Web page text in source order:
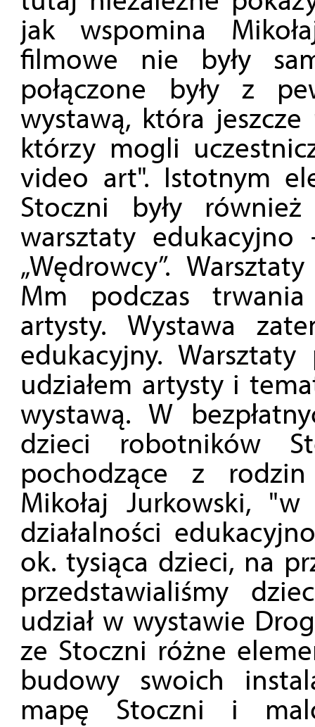
jak wspomina
filmowe nie były
połączone były z
wystawą, która
którzy mogli
video art". Istotnym
Stoczni były również
warsztaty edukacyjno
„Wędrowcy”.
Mm podczas
artysty. Wystawa
edukacyjny.
udziałem artysty i
wystawą. W
dzieci robotników
pochodzące z
Mikołaj Jurkowski,
działalności
ok. tysiąca dzieci, na
przedstawialiśmy
udział w wystawie
ze Stoczni różne
budowy swoich
mapę Stoczni i